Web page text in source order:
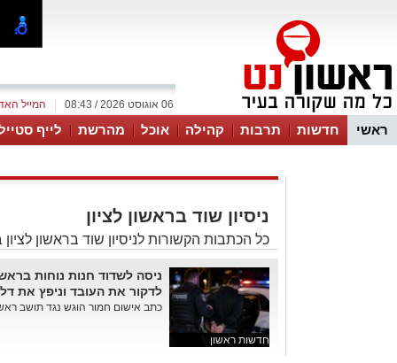
המייל 06 אוגוסט 2026 / 08:43
ראשי חדשות תרבות קהילה אוכל מהרשת לייף
ניסיון שוד בראשון לציון
כל הכתבות הקשורות לניסיון שוד בראשון
חדשות ראשון
ניסה לשדוד חנות נוחות
לדקור את העובד וניפץ את
כתב אישום חמור הוגש נגד תושב ראשון לציון, בן 33, בגין